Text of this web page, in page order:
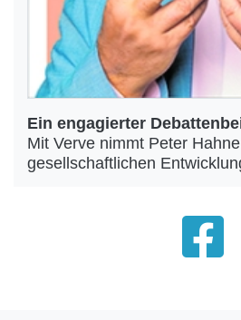
Ein engagierter
Mit Verve nimmt Peter
gesellschaftlichen